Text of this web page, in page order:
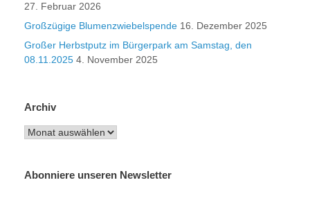
27. Februar 2026
Großzügige Blumenzwiebelspende 16. Dezember 2025
Großer Herbstputz im Bürgerpark am Samstag, den
08.11.2025 4. November 2025
Archiv
Archiv
Abonniere unseren Newsletter